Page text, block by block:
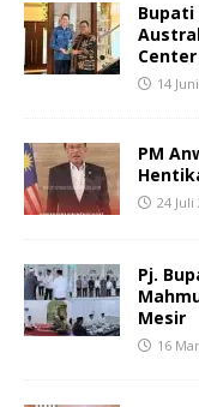
Bupati
14
PM
24 Juli
Pj.
Mesir
16